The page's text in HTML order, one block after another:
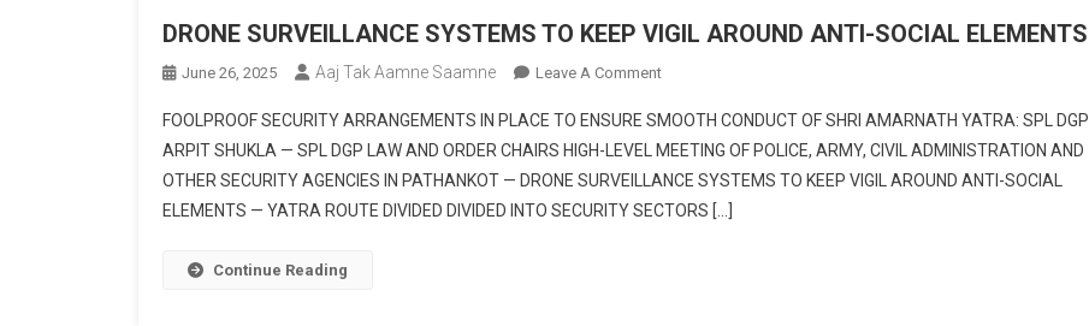
DRONE SURVEILLANCE SYSTEMS TO KEEP VIGIL AROUND ANTI-SOCIAL ELEMENTS
June 26, 2025 Aaj Tak Aamne Saamne Leave A CommentOn
SURVEILLANCE
SYSTEMS
TO
KEEP
FOOLPROOF SECURITY ARRANGEMENTS IN PLACE TO ENSURE SMOOTH CONDUCT OF SHRI AMARNATH YATRA: SPL DGP
ARPIT SHUKLA — SPL DGP LAW AND ORDER CHAIRS HIGH-LEVEL MEETING OF POLICE, ARMY, CIVIL ADMINISTRATION AND
OTHER SECURITY AGENCIES IN PATHANKOT — DRONE SURVEILLANCE SYSTEMS TO KEEP VIGIL AROUND ANTI-SOCIAL
ELEMENTS — YATRA ROUTE DIVIDED DIVIDED INTO SECURITY SECTORS […]
Continue Reading